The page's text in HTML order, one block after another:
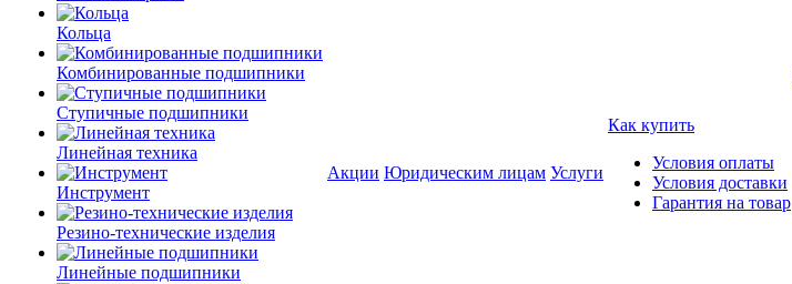
Кольца
Комбинированные подшипники
Ступичные подшипники
Линейная техника
Инструмент
Резино-технические изделия
Линейные подшипники
Акции Юридическим лицам Услуги
Как купить
Условия оплаты
Условия доставки
Гарантия на товар